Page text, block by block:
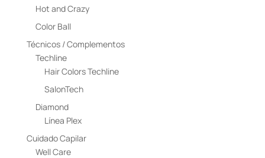
Hot and Crazy
Color Ball
Técnicos / Complementos
Techline
Hair Colors Techline
SalonTech
Diamond
Línea Plex
Cuidado Capilar
Well Care